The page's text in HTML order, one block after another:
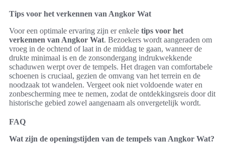
Tips voor het verkennen van Angkor Wat
Voor een optimale ervaring zijn er enkele tips voor het
verkennen van Angkor Wat. Bezoekers wordt aangeraden om
vroeg in de ochtend of laat in de middag te gaan, wanneer de
drukte minimaal is en de zonsondergang indrukwekkende
schaduwen werpt over de tempels. Het dragen van comfortabele
schoenen is cruciaal, gezien de omvang van het terrein en de
noodzaak tot wandelen. Vergeet ook niet voldoende water en
zonbescherming mee te nemen, zodat de ontdekkingsreis door dit
historische gebied zowel aangenaam als onvergetelijk wordt.
FAQ
Wat zijn de openingstijden van de tempels van Angkor Wat?